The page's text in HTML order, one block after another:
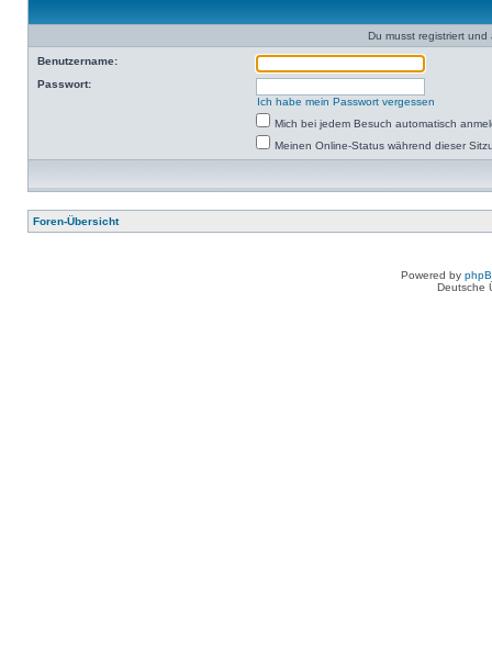
Du musst registriert
Benutzername:
Passwort:
Ich habe mein Passwort vergessen
Mich bei jedem Besuch automatisch
Meinen Online-Status während dieser
Foren-Übersicht
Powered by
Deutsche